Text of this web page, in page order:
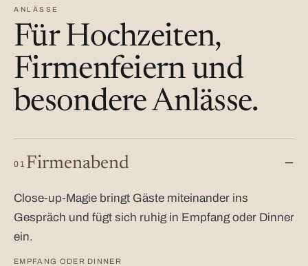
ANLÄSSE
Für Hochzeiten,
Firmenfeiern und
besondere Anlässe.
01 Firmenabend
Close-up-Magie bringt Gäste miteinander ins
Gespräch und fügt sich ruhig in Empfang oder Dinner
ein.
EMPFANG ODER DINNER